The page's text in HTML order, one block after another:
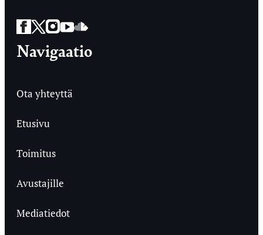
Facebook
Twitter
Instagram
YouTube
SoundCloud
Navigaatio
Ota yhteyttä
Etusivu
Toimitus
Avustajille
Mediatiedot